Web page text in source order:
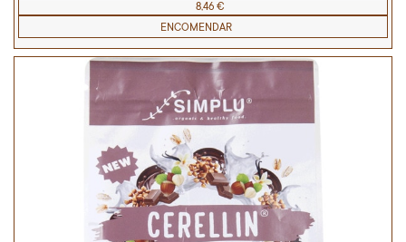
8,46 €
ENCOMENDAR